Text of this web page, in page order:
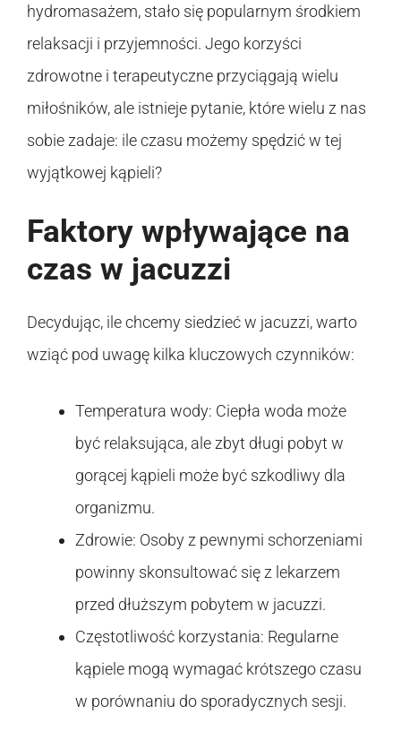
hydromasażem, stało się popularnym środkiem
relaksacji i przyjemności. Jego korzyści
zdrowotne i terapeutyczne przyciągają wielu
miłośników, ale istnieje pytanie, które wielu z nas
sobie zadaje: ile czasu możemy spędzić w tej
wyjątkowej kąpieli?
Faktory wpływające na
czas w jacuzzi
Decydując, ile chcemy siedzieć w jacuzzi, warto
wziąć pod uwagę kilka kluczowych czynników:
Temperatura wody: Ciepła woda może
być relaksująca, ale zbyt długi pobyt w
gorącej kąpieli może być szkodliwy dla
organizmu.
Zdrowie: Osoby z pewnymi schorzeniami
powinny skonsultować się z lekarzem
przed dłuższym pobytem w jacuzzi.
Częstotliwość korzystania: Regularne
kąpiele mogą wymagać krótszego czasu
w porównaniu do sporadycznych sesji.